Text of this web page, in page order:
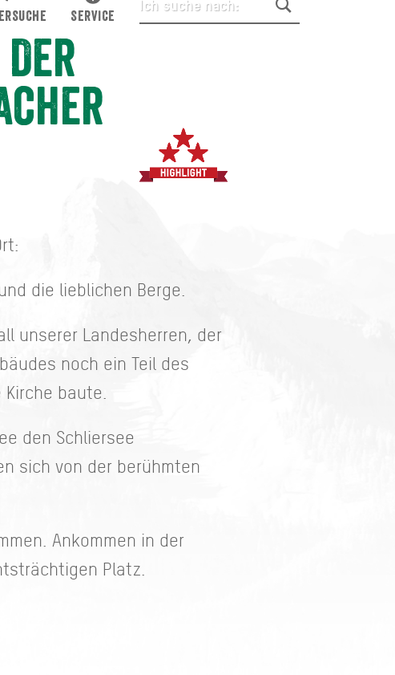
die lieblichen Berge.
unserer Landesherren, der
noch ein Teil des
baute.
den Schliersee
sich von der berühmten
Ankommen in der
Platz.
SERVICE